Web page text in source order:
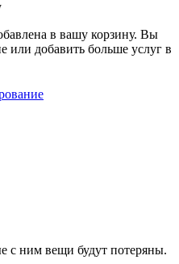
​​в вашу корзину. Вы
или добавить больше услуг в
с ним вещи будут потеряны.